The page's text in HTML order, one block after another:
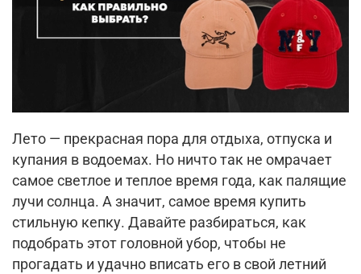
Лето — прекрасная пора для отдыха, отпуска и
купания в водоемах. Но ничто так не омрачает
самое светлое и теплое время года, как палящие
лучи солнца. А значит, самое время купить
стильную кепку. Давайте разбираться, как
подобрать этот головной убор, чтобы не
прогадать и удачно вписать его в свой летний